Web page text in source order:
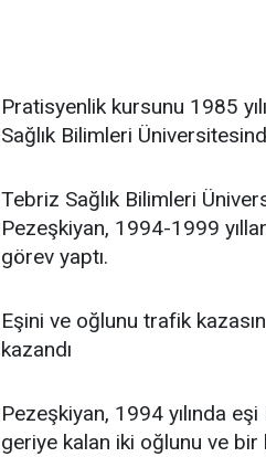
Pratisyenlik kursunu 1985
Sağlık Bilimleri
Tebriz Sağlık Bilimleri
Pezeşkiyan, 1994-1999
görev yaptı.
Eşini ve oğlunu trafik
kazandı
Pezeşkiyan, 1994 yılında
geriye kalan iki oğlunu ve bir